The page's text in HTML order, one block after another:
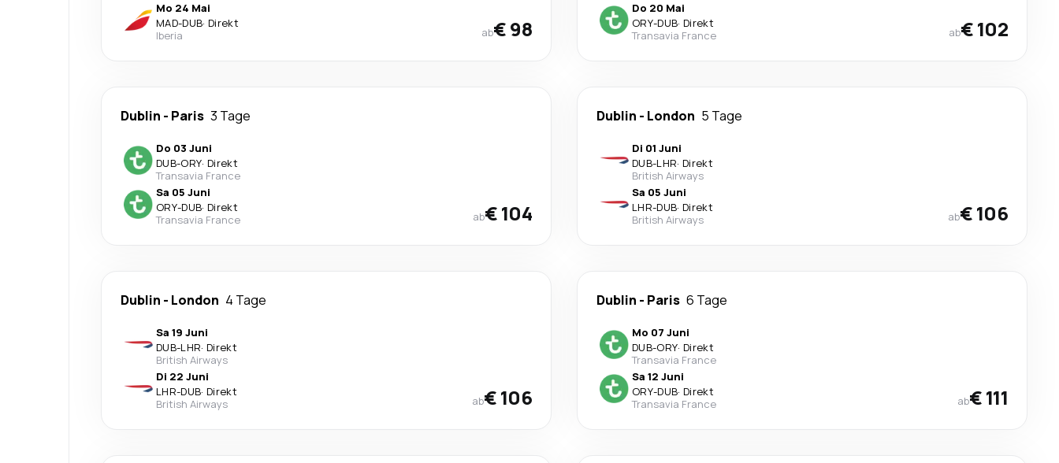
Mo 24 Mai
MAD-DUB· Direkt
Iberia
ab€ 98
Do 20 Mai
ORY-DUB· Direkt
Transavia France
ab€ 102
Dublin - Paris 3 Tage
Do 03 Juni
DUB-ORY· Direkt
Transavia France
Sa 05 Juni
ORY-DUB· Direkt
Transavia France
ab€ 104
Dublin - London 5 Tage
Di 01 Juni
DUB-LHR· Direkt
British Airways
Sa 05 Juni
LHR-DUB· Direkt
British Airways
ab€ 106
Dublin - London 4 Tage
Sa 19 Juni
DUB-LHR· Direkt
British Airways
Di 22 Juni
LHR-DUB· Direkt
British Airways
ab€ 106
Dublin - Paris 6 Tage
Mo 07 Juni
DUB-ORY· Direkt
Transavia France
Sa 12 Juni
ORY-DUB· Direkt
Transavia France
ab€ 111